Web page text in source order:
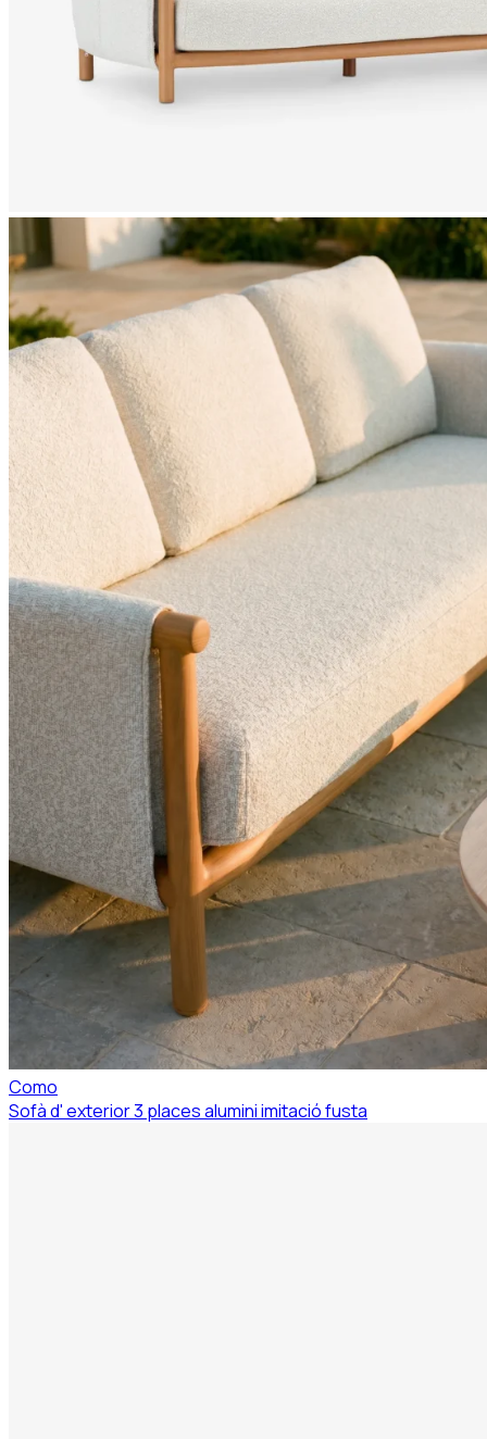
Como
Sofà d' exterior 3 places alumini imitació fusta